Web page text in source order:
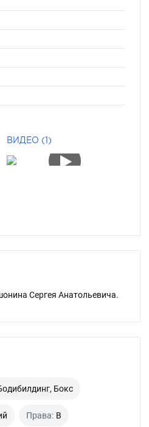
ВИДЕО (1)
Сергея Анатольевича.
Бокс
Права: B